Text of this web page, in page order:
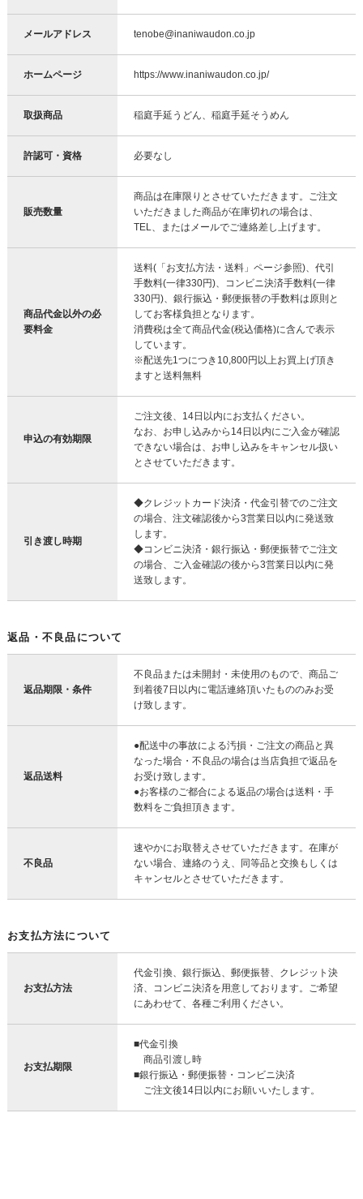
メールアドレス tenobe@inaniwaudon.co.jp
ホームページ https://www.inaniwaudon.co.jp/
取扱商品 稲庭手延うどん、稲庭手延そうめん
許認可・資格 必要なし
販売数量
商品は在庫限りとさせていただきます。ご注文
いただきました商品が在庫切れの場合は、
TEL、またはメールでご連絡差し上げます。
商品代金以外の必
要料金
送料(「お支払方法・送料」ページ参照)、代引
手数料(一律330円)、コンビニ決済手数料(一律
330円)、銀行振込・郵便振替の手数料は原則と
してお客様負担となります。
消費税は全て商品代金(税込価格)に含んで表示
しています。
※配送先1つにつき10,800円以上お買上げ頂き
ますと送料無料
申込の有効期限
ご注文後、14日以内にお支払ください。
なお、お申し込みから14日以内にご入金が確認
できない場合は、お申し込みをキャンセル扱い
とさせていただきます。
引き渡し時期
◆クレジットカード決済・代金引替でのご注文
の場合、注文確認後から3営業日以内に発送致
します。
◆コンビニ決済・銀行振込・郵便振替でご注文
の場合、ご入金確認の後から3営業日以内に発
送致します。
返品・不良品について
返品期限・条件
不良品または未開封・未使用のもので、商品ご
到着後7日以内に電話連絡頂いたもののみお受
け致します。
返品送料
●配送中の事故による汚損・ご注文の商品と異
なった場合・不良品の場合は当店負担で返品を
お受け致します。
●お客様のご都合による返品の場合は送料・手
数料をご負担頂きます。
不良品
速やかにお取替えさせていただきます。在庫が
ない場合、連絡のうえ、同等品と交換もしくは
キャンセルとさせていただきます。
お支払方法について
お支払方法
代金引換、銀行振込、郵便振替、クレジット決
済、コンビニ決済を用意しております。ご希望
にあわせて、各種ご利用ください。
お支払期限
■代金引換
商品引渡し時
■銀行振込・郵便振替・コンビニ決済
ご注文後14日以内にお願いいたします。